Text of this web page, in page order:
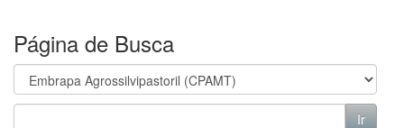
Página de Busca